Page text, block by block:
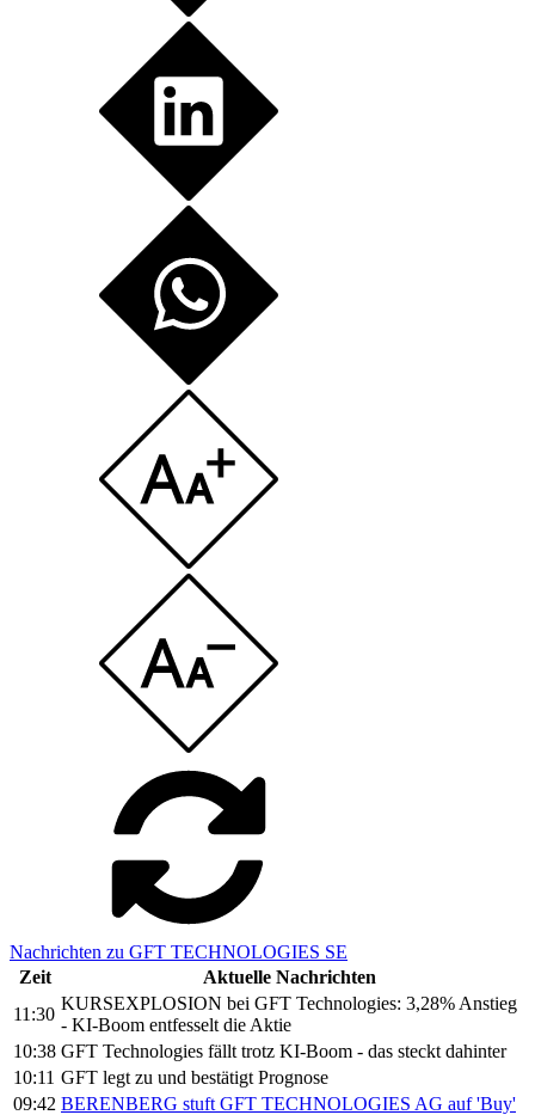
Nachrichten zu GFT TECHNOLOGIES SE
Zeit
Aktuelle Nachrichten
11:30
KURSEXPLOSION bei GFT Technologies: 3,28% Anstieg
- KI-Boom entfesselt die Aktie
10:38 GFT Technologies fällt trotz KI-Boom - das steckt dahinter
10:11 GFT legt zu und bestätigt Prognose
09:42 BERENBERG stuft GFT TECHNOLOGIES AG auf 'Buy'